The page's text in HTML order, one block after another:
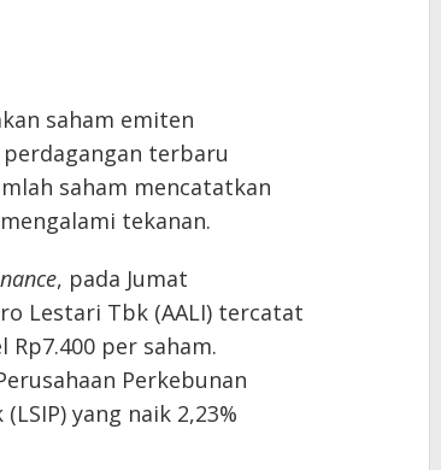
saham emiten
terbaru
saham mencatatkan
tekanan.
, pada Jumat
Lestari Tbk (AALI) tercatat
Rp7.400 per saham.
Perkebunan
yang naik 2,23%